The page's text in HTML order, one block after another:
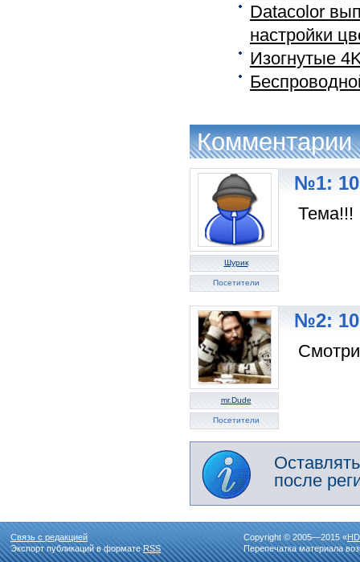
Datacolor
настройки
Изогнутые
Комментарии
Шурик
Посетители
№1: 10
Тема!!!
mr.Dude
Посетители
№2: 10
после
Связь с редакцией
Экспорт публикаций в форматеRSS
Copyright © 2005—2015 «
Перепечатка материала